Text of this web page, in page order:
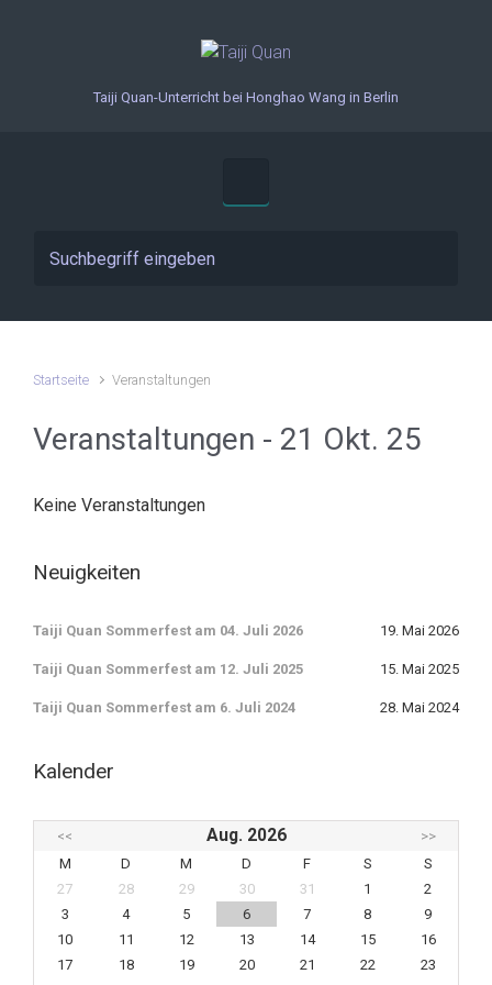
Taiji Quan-Unterricht bei Honghao Wang in Berlin
Startseite Veranstaltungen
Veranstaltungen - 21 Okt. 25
Keine Veranstaltungen
Neuigkeiten
Taiji Quan Sommerfest am 04. Juli 2026 19. Mai 2026
Taiji Quan Sommerfest am 12. Juli 2025 15. Mai 2025
Taiji Quan Sommerfest am 6. Juli 2024 28. Mai 2024
Kalender
<< Aug. 2026
>>
M
D M D F S
S
27
28 29 30 31 1
2
3
4 5 6 7 8
9
10
11 12 13 14 15
16
17
18 19 20 21 22
23